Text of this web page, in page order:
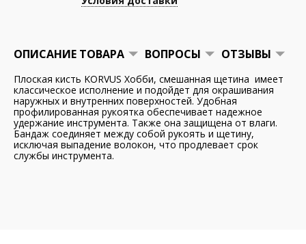
ОПИСАНИЕ ТОВАРА ВОПРОСЫ ОТЗЫВЫ
Плоская кисть KORVUS Хобби, смешанная щетина имеет
классическое исполнение и подойдет для окрашивания
наружных и внутренних поверхностей. Удобная
профилированная рукоятка обеспечивает надежное
удержание инструмента. Также она защищена от влаги.
Бандаж соединяет между собой рукоять и щетину,
исключая выпадение волокон, что продлевает срок
службы инструмента.